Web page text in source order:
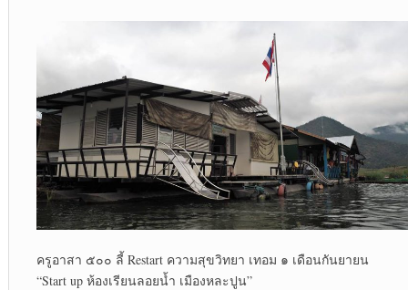
ครูอาสา ๕๐๐ ลี้ Restart ความสุขวิทยา เทอม ๑ เดือนกันยายน
“Start up ห้องเรียนลอยน้ำ เมืองหละปูน”